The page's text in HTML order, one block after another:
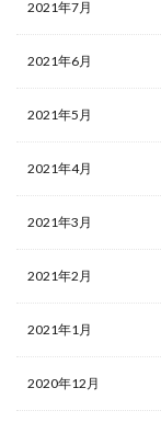
2021年7月
2021年6月
2021年5月
2021年4月
2021年3月
2021年2月
2021年1月
2020年12月